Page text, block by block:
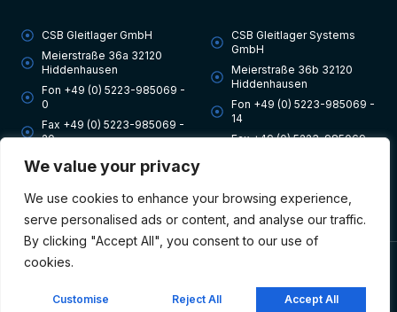
We value your privacy
We use cookies to enhance your browsing experience,
serve personalised ads or content, and analyse our traffic.
By clicking "Accept All", you consent to our use of
cookies.
Customise Reject All Accept All
CSB Gleitlager GmbH
Meierstraße 36a 32120
Hiddenhausen
Fon +49 (0) 5223-985069 -
0
Fax +49 (0) 5223-985069 -
20
info@csb-gleitlager.de
CSB Gleitlager Systems
GmbH
Meierstraße 36b 32120
Hiddenhausen
Fon +49 (0) 5223-985069 -
14
Fax +49 (0) 5223-985069 -
Impressum DatenschutzCookie-Einstellungen
German
Hungarian
Dutch
Czech
Slovak
English